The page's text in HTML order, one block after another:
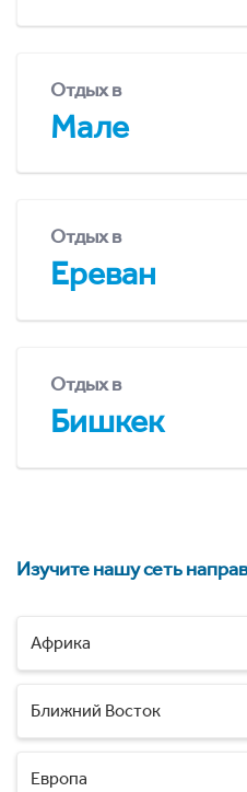
Отдых в
Мале
Отдых в
Ереван
Отдых в
Бишкек
Изучите нашу сеть
Африка
Ближний Восток
Европа